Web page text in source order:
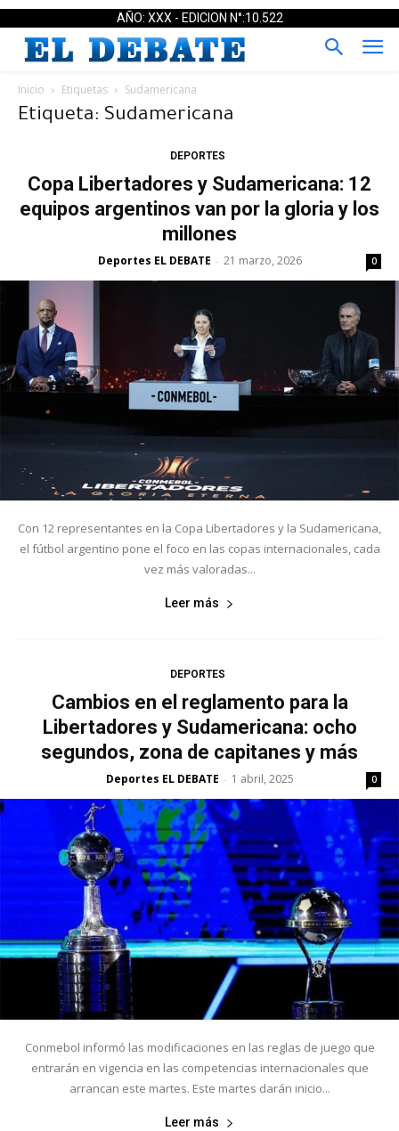
AÑO: XXX - EDICION N°:10.522
Inicio Etiquetas Sudamericana
Etiqueta: Sudamericana
DEPORTES
Copa Libertadores y Sudamericana: 12
equipos argentinos van por la gloria y los
millones
Deportes EL DEBATE - 21 marzo, 2026 0
Con 12 representantes en la Copa Libertadores y la Sudamericana,
el fútbol argentino pone el foco en las copas internacionales, cada
vez más valoradas...
Leer más
DEPORTES
Cambios en el reglamento para la
Libertadores y Sudamericana: ocho
segundos, zona de capitanes y más
Deportes EL DEBATE - 1 abril, 2025 0
Conmebol informó las modificaciones en las reglas de juego que
entrarán en vigencia en las competencias internacionales que
arrancan este martes. Este martes darán inicio...
Leer más